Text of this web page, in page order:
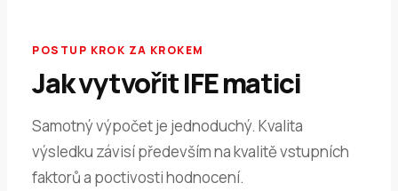
POSTUP KROK ZA KROKEM
Jak vytvořit IFE matici
Samotný výpočet je jednoduchý. Kvalita
výsledku závisí především na kvalitě vstupních
faktorů a poctivosti hodnocení.